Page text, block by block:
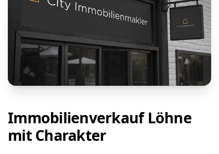
Immobilienverkauf Löhne
mit Charakter